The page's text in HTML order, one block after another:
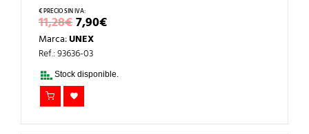
11,28€EL
PRECIO
ORIGINAL
ERA:
11,28€.
7,90€EL
PRECIO
7,90€.
Marca:UNEX
Ref.: 93636-03
Stock disponible.